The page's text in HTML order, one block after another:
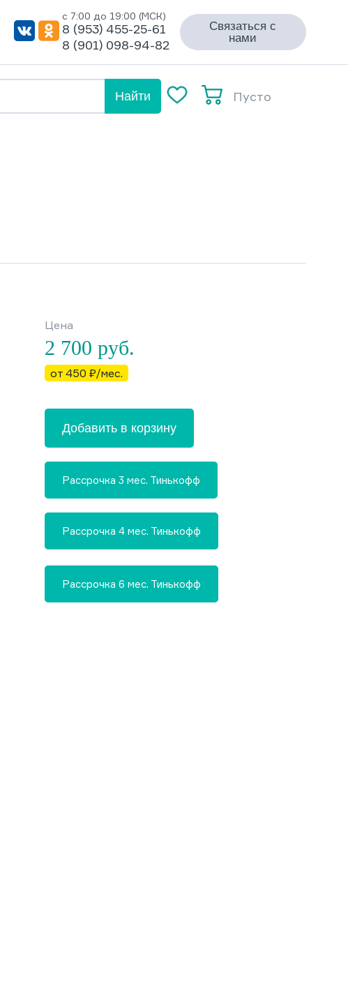
с 7:00 до 19:00 (МСК)
8 (953) 455-25-61
8 (901) 098-94-82
Связаться с
нами
Найти Пусто
Цена
2 700 руб.
от 450 ₽/мес.
Добавить в корзину
Рассрочка 3 мес. Тинькофф
Рассрочка 4 мес. Тинькофф
Рассрочка 6 мес. Тинькофф